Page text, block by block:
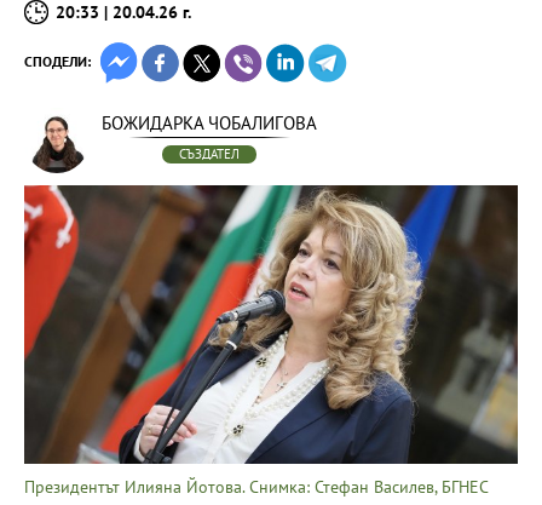
20:33 | 20.04.26 г.
СПОДЕЛИ:
БОЖИДАРКА ЧОБАЛИГОВА
СЪЗДАТЕЛ
Президентът Илияна Йотова. Снимка: Стефан Василев, БГНЕС